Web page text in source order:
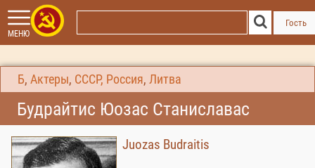
МЕНЮ
Гость
Б, Актеры, СССР, Россия, Литва
Будрайтис Юозас Станиславас
Juozas Budraitis